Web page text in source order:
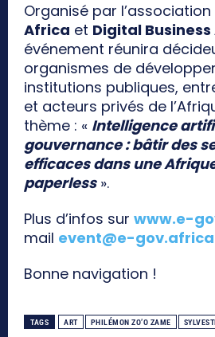
Organisé par l’association
Africa et Digital
événement réunira
organismes de
institutions publiques,
et acteurs privés de
thème : « Intelligence
gouvernance : bâtir des
efficaces dans une
paperless».
Plus d’infos sur www.e-
mail event@e-gov.africa
Bonne navigation !
TAGS ART PHILÉMON ZO’O ZAME